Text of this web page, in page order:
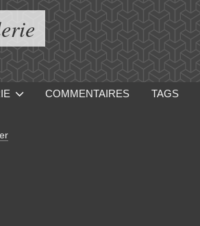
COMMENTAIRES TAGS